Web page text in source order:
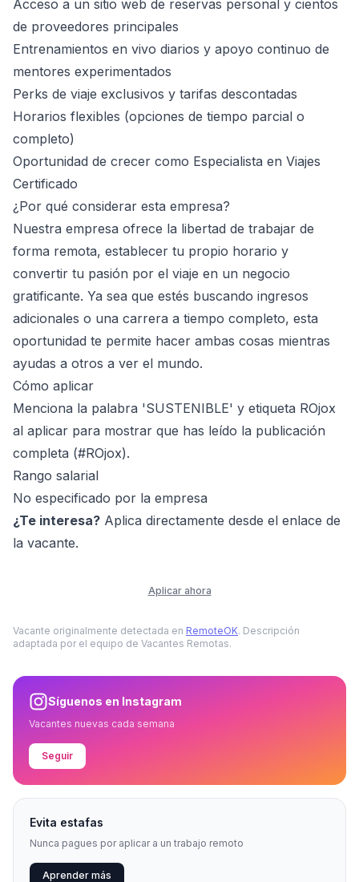
Acceso a un sitio web de reservas personal y cientos
de proveedores principales
Entrenamientos en vivo diarios y apoyo continuo de
mentores experimentados
Perks de viaje exclusivos y tarifas descontadas
Horarios flexibles (opciones de tiempo parcial o
completo)
Oportunidad de crecer como Especialista en Viajes
Certificado
¿Por qué considerar esta empresa?
Nuestra empresa ofrece la libertad de trabajar de
forma remota, establecer tu propio horario y
convertir tu pasión por el viaje en un negocio
gratificante. Ya sea que estés buscando ingresos
adicionales o una carrera a tiempo completo, esta
oportunidad te permite hacer ambas cosas mientras
ayudas a otros a ver el mundo.
Cómo aplicar
Menciona la palabra 'SUSTENIBLE' y etiqueta ROjox
al aplicar para mostrar que has leído la publicación
completa (#ROjox).
Rango salarial
No especificado por la empresa
¿Te interesa? Aplica directamente desde el enlace de
la vacante.
Aplicar ahora
Vacante originalmente detectada en RemoteOK. Descripción
adaptada por el equipo de Vacantes Remotas.
Síguenos en Instagram
Vacantes nuevas cada semana
Seguir
Evita estafas
Nunca pagues por aplicar a un trabajo remoto
Aprender más